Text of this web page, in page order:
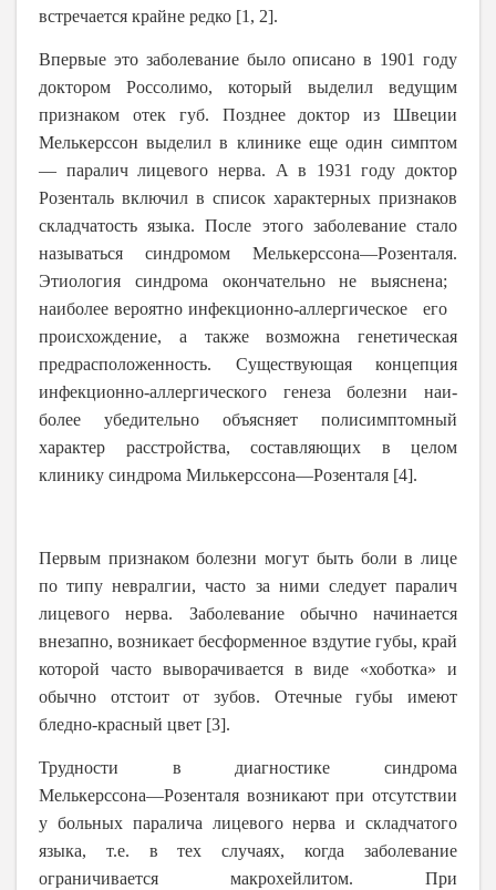
встречается крайне редко [1, 2].
Впервые это заболевание было описано в 1901 году
доктором Россолимо, который выделил ведущим
признаком отек губ. Позднее доктор из Швеции
Мелькерссон выделил в клинике еще один симптом
― паралич лицевого нерва. А в 1931 году доктор
Розенталь включил в список характерных признаков
складчатость языка. После этого заболевание стало
называться синдромом Мелькерссона―Розенталя.
Этиология синдрома окончательно не выяснена;
наиболее вероятно инфекционно-аллергическое его
происхождение, а также возможна генетическая
предрасположенность. Существующая концепция
инфекционно-аллергического генеза болезни наи­
более убедительно объясняет полисимптомный
характер расстройства, составляющих в целом
клинику синдрома Милькерссона―Розенталя [4].
Первым признаком болезни могут быть боли в лице
по типу невралгии, часто за ними следует паралич
лицевого нерва. Заболевание обычно начинается
внезапно, возникает бесформенное вздутие губы, край
которой часто выворачивается в виде «хоботка» и
обычно отстоит от зубов. Отечные губы имеют
бледно-красный цвет [3].
Трудности в диагностике синдрома
Мелькерссона―Розенталя возникают при отсутствии
у больных паралича лицевого нерва и складчатого
языка, т.е. в тех случаях, когда заболевание
ограничивается макрохейлитом. При